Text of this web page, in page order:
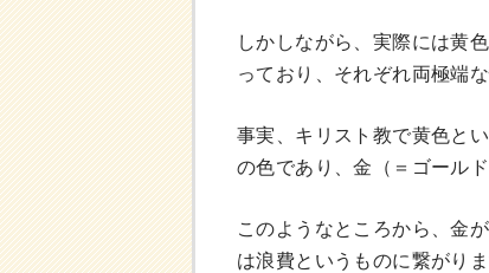
しかしながら、実際には黄
っており、それぞれ両極端
事実、キリスト教で黄色と
の色であり、金（＝ゴール
このようなところから、金
は浪費というものに繋がりま